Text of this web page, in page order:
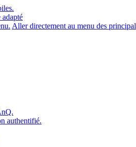
Aller directement au menu des
authentifié.